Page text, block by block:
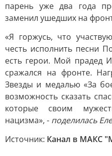
парень уже два года
заменил ушедших на
«Я горжусь, что
честь исполнить песни
есть герои. Мой прадед
сражался на фронте.
Звезды и медалью «За
возможность сказать
которые своим
нацизма», - поделилась
Источник: Канал в МАКС